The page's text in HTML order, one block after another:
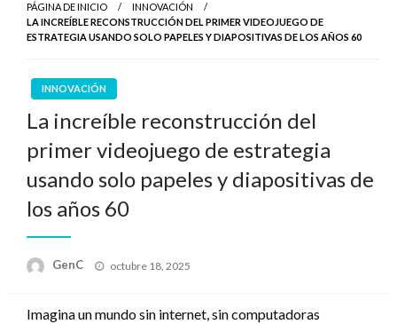
PÁGINA DE INICIO
INNOVACIÓN
LA INCREÍBLE RECONSTRUCCIÓN DEL PRIMER VIDEOJUEGO DE
ESTRATEGIA USANDO SOLO PAPELES Y DIAPOSITIVAS DE LOS AÑOS 60
INNOVACIÓN
La increíble reconstrucción del
primer videojuego de estrategia
usando solo papeles y diapositivas de
los años 60
GenC
Publicado
octubre 18, 2025
Imagina un mundo sin internet, sin computadoras